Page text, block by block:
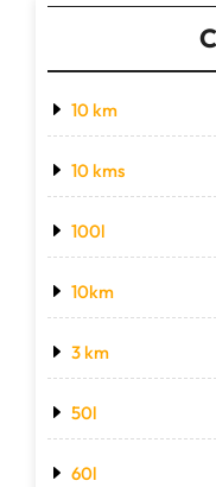
10 km
10 kms
100l
10km
3 km
50l
60l